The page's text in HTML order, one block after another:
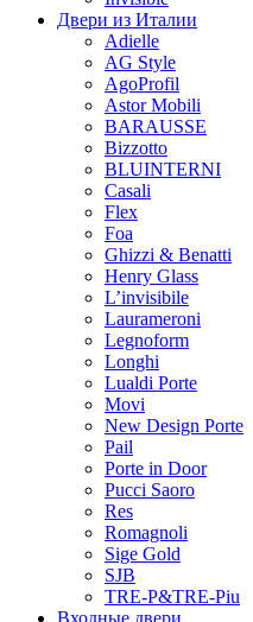
Двери из Италии
Adielle
AG Style
AgoProfil
Astor Mobili
BARAUSSE
Bizzotto
BLUINTERNI
Casali
Flex
Foa
Ghizzi & Benatti
Henry Glass
L’invisibile
Laurameroni
Legnoform
Longhi
Lualdi Porte
Movi
New Design Porte
Pail
Porte in Door
Pucci Saoro
Res
Romagnoli
Sige Gold
SJB
TRE-P&TRE-Piu
Входные двери